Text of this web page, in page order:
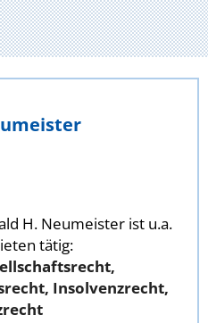
H. Neumeister ist u.a.
tätig:
Insolvenzrecht,